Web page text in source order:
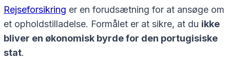
Rejseforsikring er en forudsætning for at ansøge om
et opholdstilladelse. Formålet er at sikre, at du ikke
bliver en økonomisk byrde for den portugisiske
stat.